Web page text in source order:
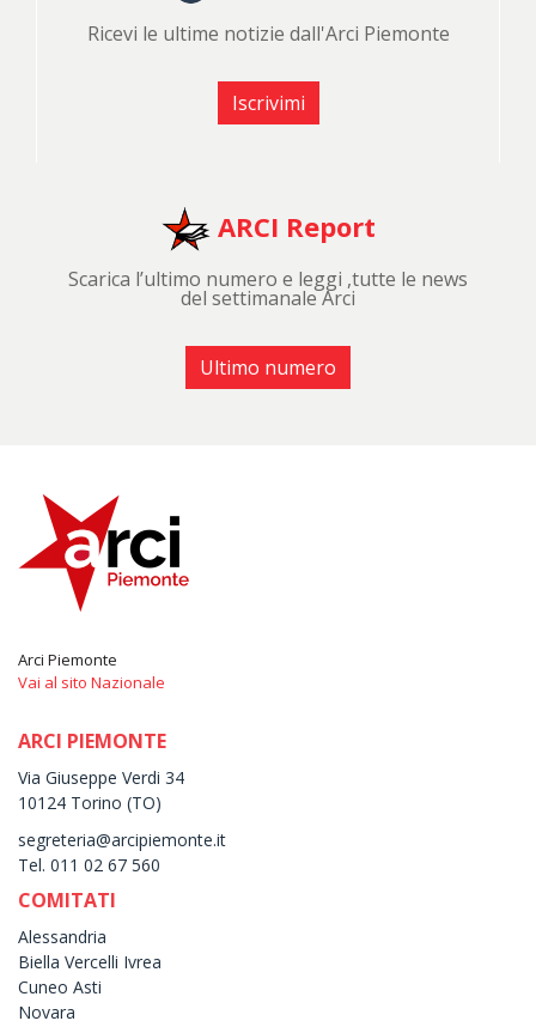
Ricevi le ultime notizie dall'Arci Piemonte
Iscrivimi
ARCI Report
Scarica l’ultimo numero e leggi ,tutte le news
del settimanale Arci
Ultimo numero
Arci Piemonte
Vai al sito Nazionale
ARCI PIEMONTE
Via Giuseppe Verdi 34
10124 Torino (TO)
segreteria@arcipiemonte.it
Tel. 011 02 67 560
COMITATI
Alessandria
Biella Vercelli Ivrea
Cuneo Asti
Novara